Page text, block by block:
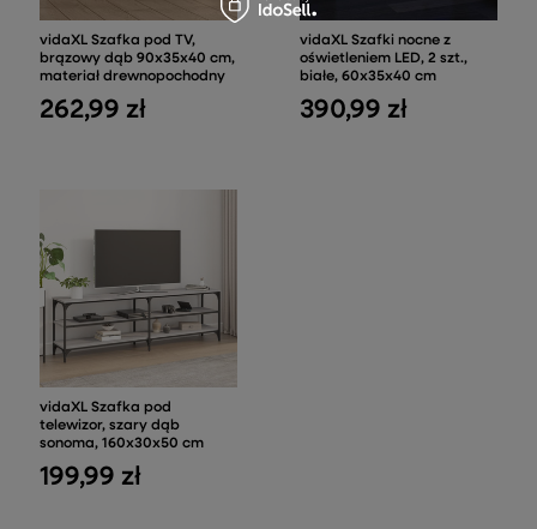
vidaXL Szafka pod TV,
brązowy dąb 90x35x40 cm,
materiał drewnopochodny
262,99 zł
vidaXL Szafki nocne z
oświetleniem LED, 2 szt.,
białe, 60x35x40 cm
390,99 zł
vidaXL Szafka pod
telewizor, szary dąb
sonoma, 160x30x50 cm
199,99 zł